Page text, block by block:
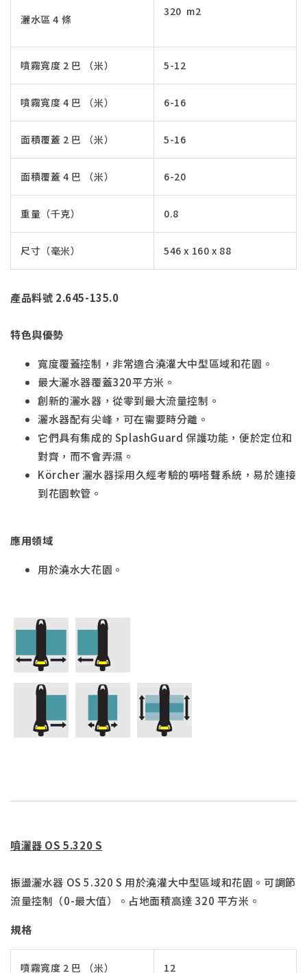
灑水區 4 條
320 m2
噴霧寬度 2 巴 （米） 5-12
噴霧寬度 4 巴 （米） 6-16
面積覆蓋 2 巴 （米） 5-16
面積覆蓋 4 巴 （米） 6-20
重量（千克） 0.8
尺寸（毫米） 546 x 160 x 88
產品料號 2.645-135.0
特色與優勢
寬度覆蓋控制，非常適合澆灌大中型區域和花園。
最大灑水器覆蓋320平方米。
創新的灑水器，從零到最大流量控制。
灑水器配有尖峰，可在需要時分離。
它們具有集成的 SplashGuard 保護功能，便於定位和
對齊，而不會弄濕。
Körcher 灑水器採用久經考驗的哢嗒聲系統，易於連接
到花園軟管。
應用領域
用於澆水大花園。
噴灑器 OS 5.320 S
振盪灑水器 OS 5.320 S 用於澆灌大中型區域和花園。可調節
流量控制（0-最大值）。占地面積高達 320 平方米。
規格
噴霧寬度 2 巴 （米） 12